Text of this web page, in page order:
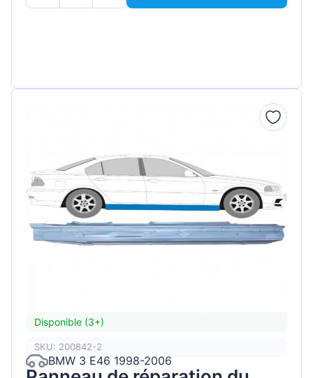
Disponible (3+)
SKU: 200842-2
BMW 3 E46 1998-2006